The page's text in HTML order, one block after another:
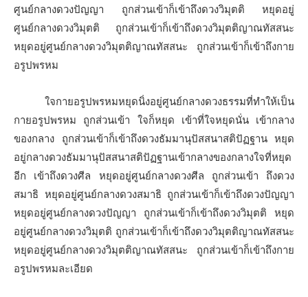
ศูนย์กลางดวงปัญญา ถูกส่วนเข้าก็เข้าถึงดวงวิมุตติ หยุดอยู่
ศูนย์กลางดวงวิมุตติ ถูกส่วนเข้าก็เข้าถึงดวงวิมุตติญาณทัสสนะ
หยุดอยู่ศูนย์กลางดวงวิมุตติญาณทัสสนะ ถูกส่วนเข้าก็เข้าถึงกาย
อรูปพรหม
ใจกายอรูปพรหมหยุดนิ่งอยู่ศูนย์กลางดวงธรรมที่ทำให้เป็น
กายอรูปพรหม ถูกส่วนเข้า ใจก็หยุด เข้าที่ใจหยุดนั่น เข้ากลาง
ของกลาง ถูกส่วนเข้าก็เข้าถึงดวงธัมมานุปัสสนาสติปัฏฐาน หยุด
อยู่กลางดวงธัมมานุปัสสนาสติปัฏฐานเข้ากลางของกลางใจที่หยุด
อีก เข้าถึงดวงศีล หยุดอยู่ศูนย์กลางดวงศีล ถูกส่วนเข้า ถึงดวง
สมาธิ หยุดอยู่ศูนย์กลางดวงสมาธิ ถูกส่วนเข้าก็เข้าถึงดวงปัญญา
หยุดอยู่ศูนย์กลางดวงปัญญา ถูกส่วนเข้าก็เข้าถึงดวงวิมุตติ หยุด
อยู่ศูนย์กลางดวงวิมุตติ ถูกส่วนเข้าก็เข้าถึงดวงวิมุตติญาณทัสสนะ
หยุดอยู่ศูนย์กลางดวงวิมุตติญาณทัสสนะ ถูกส่วนเข้าก็เข้าถึงกาย
อรูปพรหมละเอียด